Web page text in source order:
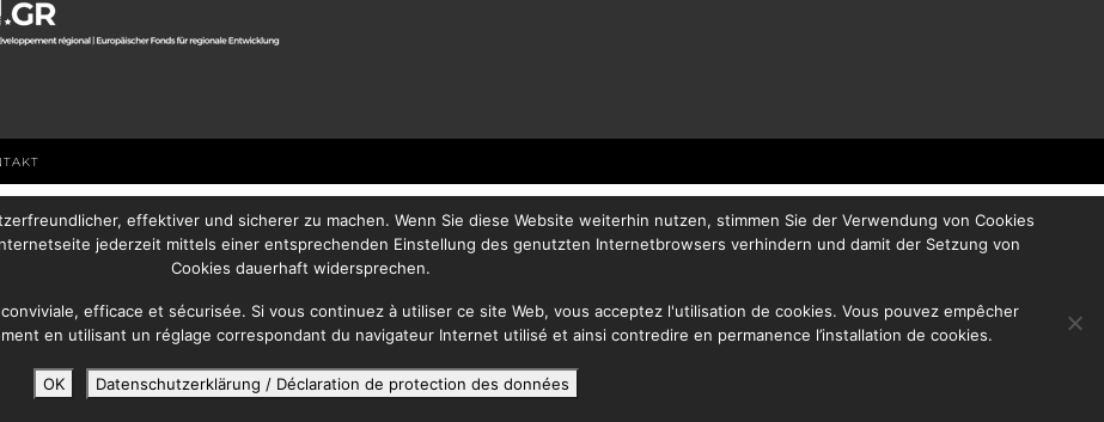
effektiver und sicherer zu machen. Wenn Sie diese Website weiterhin nutzen, stimmen Sie der Verwendung von Cookies
jederzeit mittels einer entsprechenden Einstellung des genutzten Internetbrowsers verhindern und damit der Setzung von
Cookies dauerhaft widersprechen.
efficace et sécurisée. Si vous continuez à utiliser ce site Web, vous acceptez l'utilisation de cookies. Vous pouvez empêcher
en utilisant un réglage correspondant du navigateur Internet utilisé et ainsi contredire en permanence l’installation de cookies.
OK Datenschutzerklärung / Déclaration de protection des données